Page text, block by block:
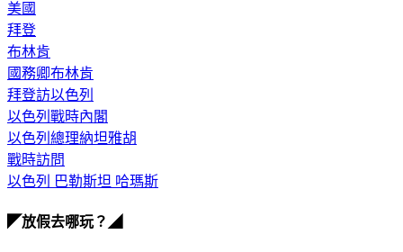
美國
拜登
布林肯
國務卿布林肯
拜登訪以色列
以色列戰時內閣
以色列總理納坦雅胡
戰時訪問
以色列 巴勒斯坦 哈瑪斯
◤放假去哪玩？◢